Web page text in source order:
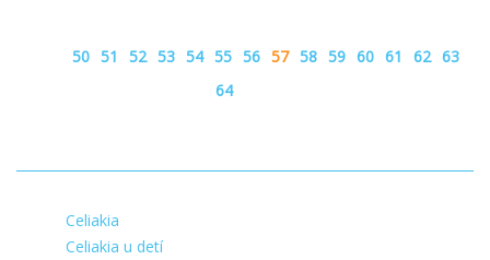
50 51 52 53 54 55 56 57 58 59 60 61 62 63
64
Celiakia
Celiakia u detí